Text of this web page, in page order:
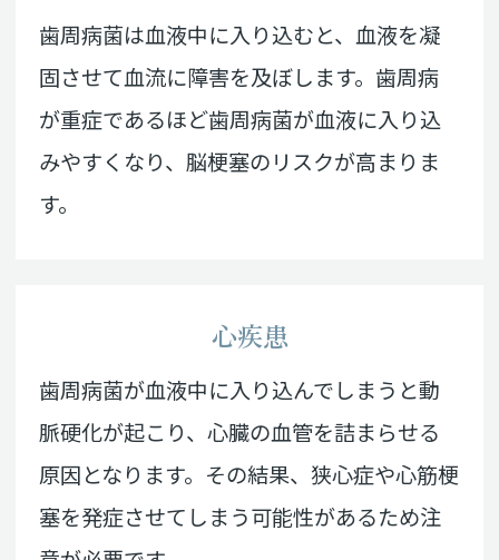
歯周病菌は血液中に入り込むと、血液を凝
固させて血流に障害を及ぼします。歯周病
が重症であるほど歯周病菌が血液に入り込
みやすくなり、脳梗塞のリスクが高まりま
す。
心疾患
歯周病菌が血液中に入り込んでしまうと動
脈硬化が起こり、心臓の血管を詰まらせる
原因となります。その結果、狭心症や心筋梗
塞を発症させてしまう可能性があるため注